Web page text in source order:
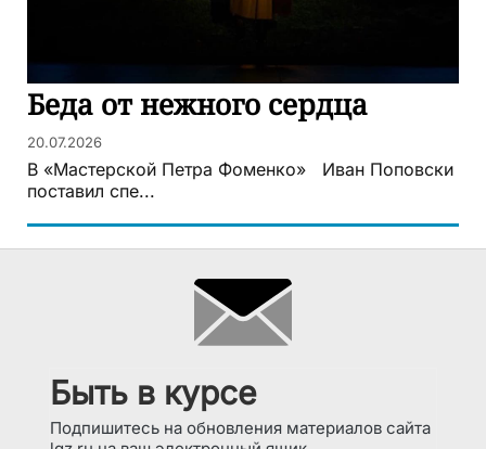
Беда от нежного сердца
20.07.2026
В «Мастерской Петра Фоменко» Иван Поповски
поставил спе...
Быть в курсе
Подпишитесь на обновления материалов сайта